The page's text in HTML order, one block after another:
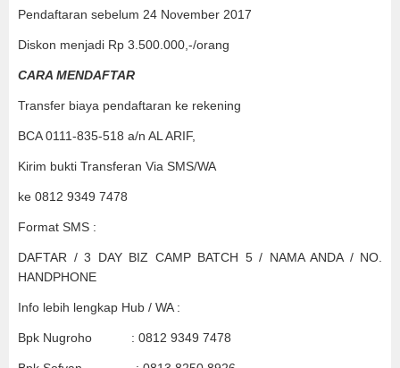
Pendaftaran sebelum 24 November 2017
Diskon menjadi Rp 3.500.000,-/orang
CARA MENDAFTAR
Transfer biaya pendaftaran ke rekening
BCA 0111-835-518 a/n AL ARIF,
Kirim bukti Transferan Via SMS/WA
ke 0812 9349 7478
Format SMS :
DAFTAR / 3 DAY BIZ CAMP BATCH 5 / NAMA ANDA / NO.
HANDPHONE
Info lebih lengkap Hub / WA :
Bpk Nugroho : 0812 9349 7478